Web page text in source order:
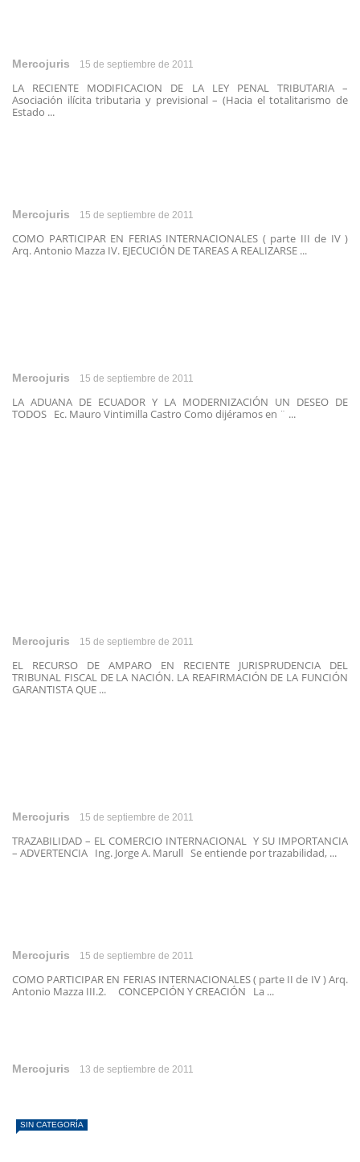
Mercojuris 15 de septiembre de 2011
LA RECIENTE MODIFICACION DE LA LEY PENAL TRIBUTARIA –
Asociación ilícita tributaria y previsional – (Hacia el totalitarismo de
Estado ...
Mercojuris 15 de septiembre de 2011
COMO PARTICIPAR EN FERIAS INTERNACIONALES ( parte III de IV )
Arq. Antonio Mazza IV. EJECUCIÓN DE TAREAS A REALIZARSE ...
Mercojuris 15 de septiembre de 2011
LA ADUANA DE ECUADOR Y LA MODERNIZACIÓN UN DESEO DE
TODOS Ec. Mauro Vintimilla Castro Como dijéramos en ¨ ...
Mercojuris 15 de septiembre de 2011
EL RECURSO DE AMPARO EN RECIENTE JURISPRUDENCIA DEL
TRIBUNAL FISCAL DE LA NACIÓN. LA REAFIRMACIÓN DE LA FUNCIÓN
GARANTISTA QUE ...
Mercojuris 15 de septiembre de 2011
TRAZABILIDAD – EL COMERCIO INTERNACIONAL Y SU IMPORTANCIA
– ADVERTENCIA Ing. Jorge A. Marull Se entiende por trazabilidad, ...
Mercojuris 15 de septiembre de 2011
COMO PARTICIPAR EN FERIAS INTERNACIONALES ( parte II de IV ) Arq.
Antonio Mazza III.2. CONCEPCIÓN Y CREACIÓN La ...
Mercojuris 13 de septiembre de 2011
SIN CATEGORÍA